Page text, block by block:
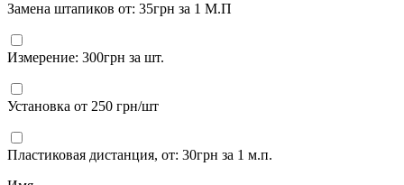
Замена штапиков от: 35грн за 1 М.П
Измерение: 300грн за шт.
Установка от 250 грн/шт
Пластиковая дистанция, от: 30грн за 1 м.п.